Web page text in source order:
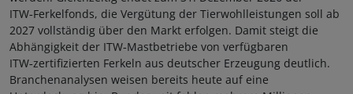
ITW‑Ferkelfonds, die Vergütung der Tierwohlleistungen soll ab
2027 vollständig über den Markt erfolgen. Damit steigt die
Abhängigkeit der ITW‑Mastbetriebe von verfügbaren
ITW‑zertifizierten Ferkeln aus deutscher Erzeugung deutlich.
Branchenanalysen weisen bereits heute auf eine